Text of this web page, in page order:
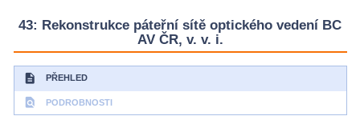
43: Rekonstrukce páteřní sítě optického vedení BC
AV ČR, v. v. i.
description PŘEHLED
find_in_page PODROBNOSTI